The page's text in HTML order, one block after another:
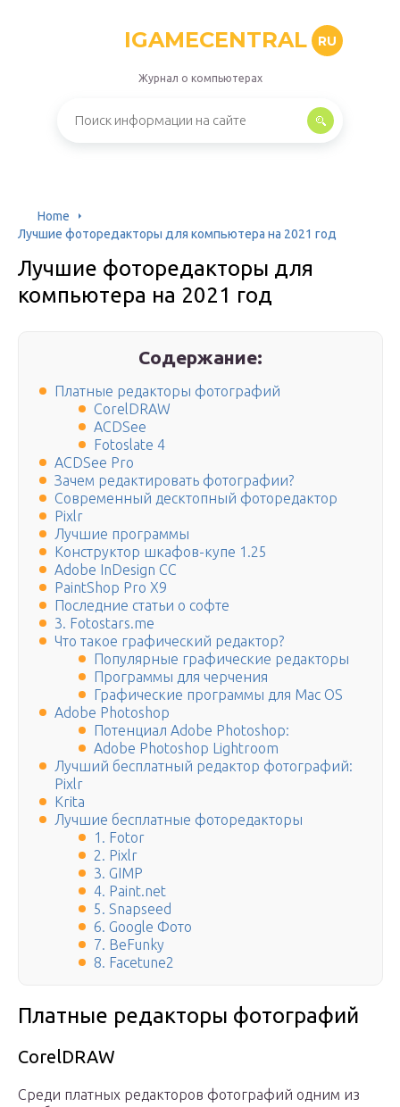
IGAMECENTRAL RU
Журнал о компьютерах
Home
Лучшие фоторедакторы для компьютера на 2021 год
Лучшие фоторедакторы для
компьютера на 2021 год
Содержание:
Платные редакторы фотографий
CorelDRAW
ACDSee
Fotoslate 4
ACDSee Pro
Зачем редактировать фотографии?
Современный десктопный фоторедактор
Pixlr
Лучшие программы
Конструктор шкафов-купе 1.25
Adobe InDesign CC
PaintShop Pro X9
Последние статьи о софте
3. Fotostars.me
Что такое графический редактор?
Популярные графические редакторы
Программы для черчения
Графические программы для Mac OS
Adobe Photoshop
Потенциал Adobe Photoshop:
Adobe Photoshop Lightroom
Лучший бесплатный редактор фотографий:
Pixlr
Krita
Лучшие бесплатные фоторедакторы
1. Fotor
2. Pixlr
3. GIMP
4. Paint.net
5. Snapseed
6. Google Фото
7. BeFunky
8. Facetune2
Платные редакторы фотографий
CorelDRAW
Среди платных редакторов фотографий одним из